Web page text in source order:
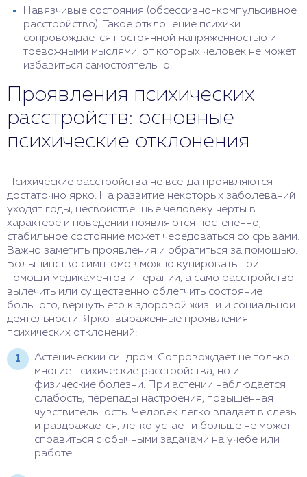
Навязчивые состояния (обсессивно-компульсивное
расстройство). Такое отклонение психики
сопровождается постоянной напряженностью и
тревожными мыслями, от которых человек не может
избавиться самостоятельно.
Проявления психических
расстройств: основные
психические отклонения
Психические расстройства не всегда проявляются
достаточно ярко. На развитие некоторых заболеваний
уходят годы, несвойственные человеку черты в
характере и поведении появляются постепенно,
стабильное состояние может чередоваться со срывами.
Важно заметить проявления и обратиться за помощью.
Большинство симптомов можно купировать при
помощи медикаментов и терапии, а само расстройство
вылечить или существенно облегчить состояние
больного, вернуть его к здоровой жизни и социальной
деятельности. Ярко-выраженные проявления
психических отклонений:
Астенический синдром. Сопровождает не только
многие психические расстройства, но и
физические болезни. При астении наблюдается
слабость, перепады настроения, повышенная
чувствительность. Человек легко впадает в слезы
и раздражается, легко устает и больше не может
справиться с обычными задачами на учебе или
работе.